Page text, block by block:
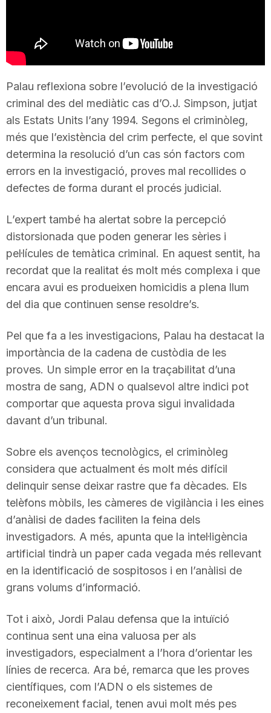
a
r
a
o
n
Palau reflexiona sobre l’evolució de la investigació
criminal des del mediàtic cas d’O.J. Simpson, jutjat
als Estats Units l’any 1994. Segons el criminòleg,
més que l’existència del crim perfecte, el que sovint
determina la resolució d’un cas són factors com
errors en la investigació, proves mal recollides o
defectes de forma durant el procés judicial.
L’expert també ha alertat sobre la percepció
distorsionada que poden generar les sèries i
pel·lícules de temàtica criminal. En aquest sentit, ha
recordat que la realitat és molt més complexa i que
encara avui es produeixen homicidis a plena llum
del dia que continuen sense resoldre’s.
Pel que fa a les investigacions, Palau ha destacat la
importància de la cadena de custòdia de les
proves. Un simple error en la traçabilitat d’una
mostra de sang, ADN o qualsevol altre indici pot
comportar que aquesta prova sigui invalidada
davant d’un tribunal.
Sobre els avenços tecnològics, el criminòleg
considera que actualment és molt més difícil
delinquir sense deixar rastre que fa dècades. Els
telèfons mòbils, les càmeres de vigilància i les eines
d’anàlisi de dades faciliten la feina dels
investigadors. A més, apunta que la intel·ligència
artificial tindrà un paper cada vegada més rellevant
en la identificació de sospitosos i en l’anàlisi de
grans volums d’informació.
Tot i això, Jordi Palau defensa que la intuïció
continua sent una eina valuosa per als
investigadors, especialment a l’hora d’orientar les
línies de recerca. Ara bé, remarca que les proves
científiques, com l’ADN o els sistemes de
reconeixement facial, tenen avui molt més pes